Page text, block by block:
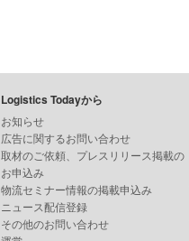
Logistics Todayから
お知らせ
広告に関するお問い合わせ
取材のご依頼、プレスリリース掲載の
お申込み
物流セミナー情報の掲載申込み
ニュース配信登録
その他のお問い合わせ